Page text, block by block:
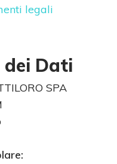
legali
Dati
SPA